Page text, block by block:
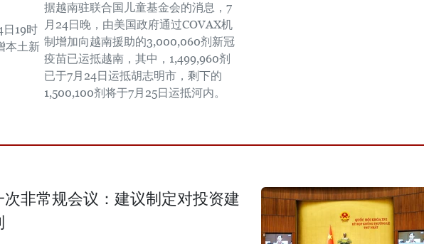
19时
本土新
据越南驻联合国儿童基金会的消息，7
月24日晚，由美国政府通过COVAX机
制增加向越南援助的3,000,060剂新冠
疫苗已运抵越南，其中，1,499,960剂
已于7月24日运抵胡志明市，剩下的
1,500,100剂将于7月25日运抵河内。
非常规会议：建议制定对投资建